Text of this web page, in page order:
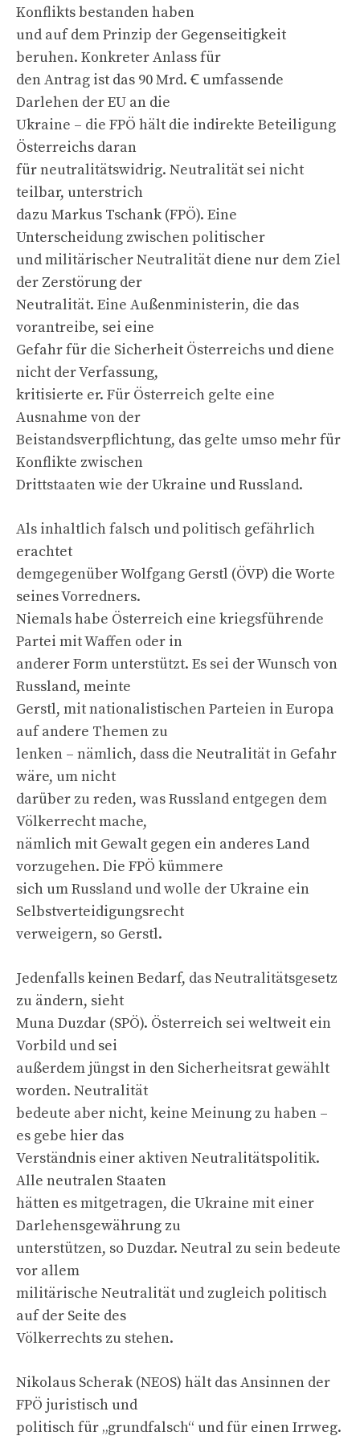
Konflikts bestanden haben
und auf dem Prinzip der Gegenseitigkeit
beruhen. Konkreter Anlass für
den Antrag ist das 90 Mrd. Ꞓ umfassende
Darlehen der EU an die
Ukraine – die FPÖ hält die indirekte Beteiligung
Österreichs daran
für neutralitätswidrig. Neutralität sei nicht
teilbar, unterstrich
dazu Markus Tschank (FPÖ). Eine
Unterscheidung zwischen politischer
und militärischer Neutralität diene nur dem Ziel
der Zerstörung der
Neutralität. Eine Außenministerin, die das
vorantreibe, sei eine
Gefahr für die Sicherheit Österreichs und diene
nicht der Verfassung,
kritisierte er. Für Österreich gelte eine
Ausnahme von der
Beistandsverpflichtung, das gelte umso mehr für
Konflikte zwischen
Drittstaaten wie der Ukraine und Russland.
Als inhaltlich falsch und politisch gefährlich
erachtet
demgegenüber Wolfgang Gerstl (ÖVP) die Worte
seines Vorredners.
Niemals habe Österreich eine kriegsführende
Partei mit Waffen oder in
anderer Form unterstützt. Es sei der Wunsch von
Russland, meinte
Gerstl, mit nationalistischen Parteien in Europa
auf andere Themen zu
lenken – nämlich, dass die Neutralität in Gefahr
wäre, um nicht
darüber zu reden, was Russland entgegen dem
Völkerrecht mache,
nämlich mit Gewalt gegen ein anderes Land
vorzugehen. Die FPÖ kümmere
sich um Russland und wolle der Ukraine ein
Selbstverteidigungsrecht
verweigern, so Gerstl.
Jedenfalls keinen Bedarf, das Neutralitätsgesetz
zu ändern, sieht
Muna Duzdar (SPÖ). Österreich sei weltweit ein
Vorbild und sei
außerdem jüngst in den Sicherheitsrat gewählt
worden. Neutralität
bedeute aber nicht, keine Meinung zu haben –
es gebe hier das
Verständnis einer aktiven Neutralitätspolitik.
Alle neutralen Staaten
hätten es mitgetragen, die Ukraine mit einer
Darlehensgewährung zu
unterstützen, so Duzdar. Neutral zu sein bedeute
vor allem
militärische Neutralität und zugleich politisch
auf der Seite des
Völkerrechts zu stehen.
Nikolaus Scherak (NEOS) hält das Ansinnen der
FPÖ juristisch und
politisch für „grundfalsch“ und für einen Irrweg.